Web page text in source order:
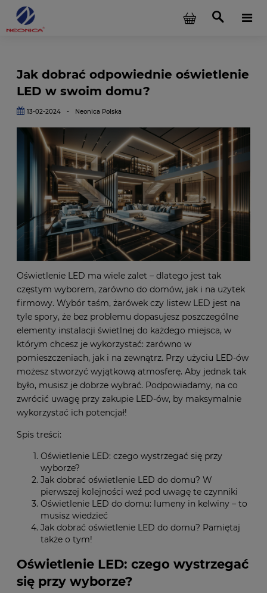
Jak dobrać odpowiednie oświetlenie
LED w swoim domu?
13-02-2024 - Neonica Polska
Oświetlenie LED ma wiele zalet – dlatego jest tak
częstym wyborem, zarówno do domów, jak i na użytek
firmowy. Wybór taśm, żarówek czy listew LED jest na
tyle spory, że bez problemu dopasujesz poszczególne
elementy instalacji świetlnej do każdego miejsca, w
którym chcesz je wykorzystać: zarówno w
pomieszczeniach, jak i na zewnątrz. Przy użyciu LED-ów
możesz stworzyć wyjątkową atmosferę. Aby jednak tak
było, musisz je dobrze wybrać. Podpowiadamy, na co
zwrócić uwagę przy zakupie LED-ów, by maksymalnie
wykorzystać ich potencjał!
Spis treści:
Oświetlenie LED: czego wystrzegać się przy
wyborze?
Jak dobrać oświetlenie LED do domu? W
pierwszej kolejności weź pod uwagę te czynniki
Oświetlenie LED do domu: lumeny in kelwiny – to
musisz wiedzieć
Jak dobrać oświetlenie LED do domu? Pamiętaj
także o tym!
Oświetlenie LED: czego wystrzegać
się przy wyborze?